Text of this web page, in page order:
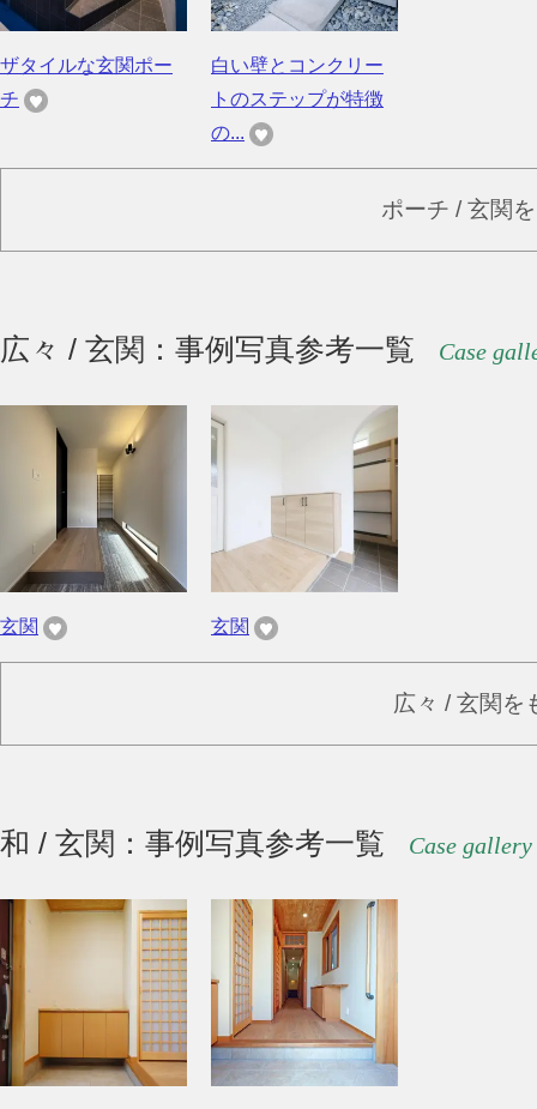
ザタイルな玄関ポー
チ
白い壁とコンクリー
トのステップが特徴
の...
ポーチ / 玄関
広々 / 玄関：事例写真参考一覧 Case
玄関 玄関
広々 / 玄関を
和 / 玄関：事例写真参考一覧 Case gallery